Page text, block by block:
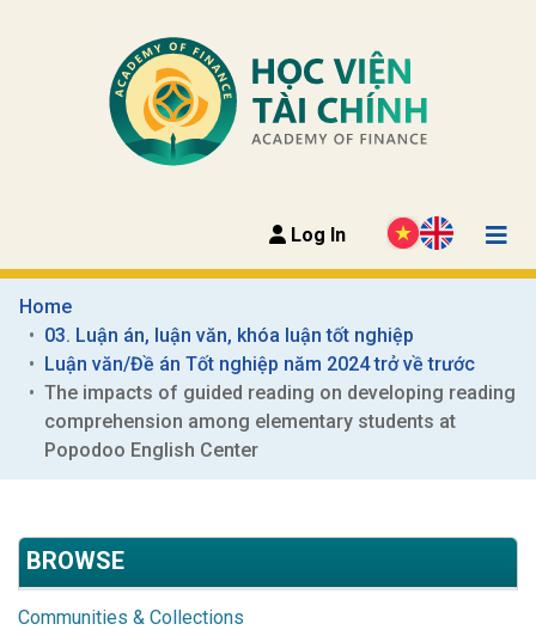
Log In
Home
03. Luận án, luận văn, khóa luận tốt nghiệp
Luận văn/Đề án Tốt nghiệp năm 2024 trở về trước
The impacts of guided reading on developing reading
comprehension among elementary students at
Popodoo English Center
BROWSE
Communities & Collections